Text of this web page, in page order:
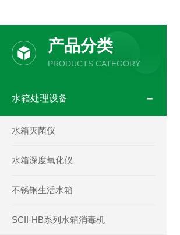
产品分类
PRODUCTS CATEGORY
水箱处理设备
水箱灭菌仪
水箱深度氧化仪
不锈钢生活水箱
SCII-HB系列水箱消毒机